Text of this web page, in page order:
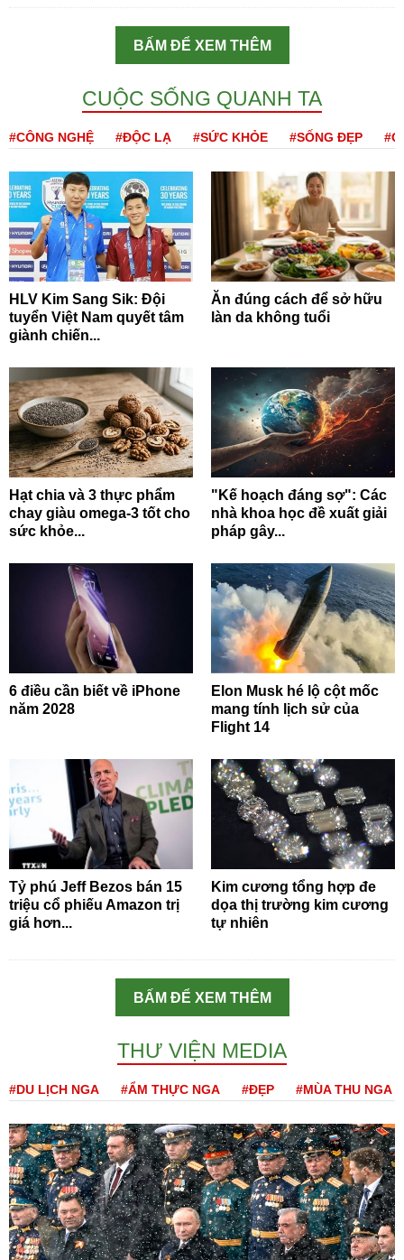
BẤM ĐỂ XEM THÊM
CUỘC SỐNG QUANH TA
#CÔNG NGHỆ #ĐỘC LẠ #SỨC KHỎE #SỐNG ĐẸP
HLV Kim Sang Sik: Đội
tuyển Việt Nam quyết tâm
giành chiến...
Ăn đúng cách để sở hữu
làn da không tuổi
Hạt chia và 3 thực phẩm
chay giàu omega-3 tốt cho
sức khỏe...
"Kế hoạch đáng sợ": Các
nhà khoa học đề xuất giải
pháp gây...
6 điều cần biết về iPhone
năm 2028
Elon Musk hé lộ cột mốc
mang tính lịch sử của
Flight 14
Tỷ phú Jeff Bezos bán 15
triệu cổ phiếu Amazon trị
giá hơn...
Kim cương tổng hợp đe
dọa thị trường kim cương
tự nhiên
BẤM ĐỂ XEM THÊM
THƯ VIỆN MEDIA
#DU LỊCH NGA #ẨM THỰC NGA #ĐẸP #MÙA THU NGA